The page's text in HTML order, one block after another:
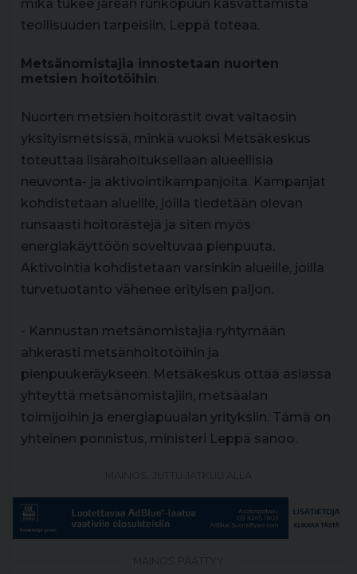
mikä tukee järeän runkopuun kasvattamista
teollisuuden tarpeisiin, Leppä toteaa.
Metsänomistajia innostetaan nuorten
metsien hoitotöihin
Nuorten metsien hoitorästit ovat valtaosin
yksityismetsissä, minkä vuoksi Metsäkeskus
toteuttaa lisärahoituksellaan alueellisia
neuvonta- ja aktivointikampanjoita. Kampanjat
kohdistetaan alueille, joilla tiedetään olevan
runsaasti hoitorästejä ja siten myös
energiakäyttöön soveltuvaa pienpuuta.
Aktivointia kohdistetaan varsinkin alueille, joilla
turvetuotanto vähenee erityisen paljon.
- Kannustan metsänomistajia ryhtymään
ahkerasti metsänhoitotöihin ja
pienpuukeräykseen. Metsäkeskus ottaa asiassa
yhteyttä metsänomistajiin, metsäalan
toimijoihin ja energiapuualan yrityksiin. Tämä on
yhteinen ponnistus, ministeri Leppä sanoo.